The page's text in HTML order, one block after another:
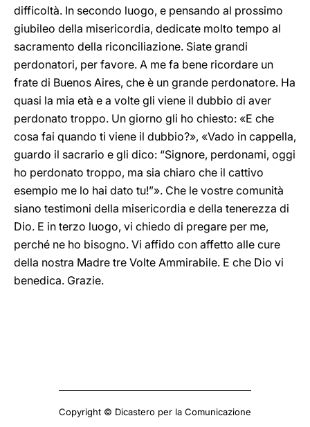
difficoltà. In secondo luogo, e pensando al prossimo
giubileo della misericordia, dedicate molto tempo al
sacramento della riconciliazione. Siate grandi
perdonatori, per favore. A me fa bene ricordare un
frate di Buenos Aires, che è un grande perdonatore. Ha
quasi la mia età e a volte gli viene il dubbio di aver
perdonato troppo. Un giorno gli ho chiesto: «E che
cosa fai quando ti viene il dubbio?», «Vado in cappella,
guardo il sacrario e gli dico: “Signore, perdonami, oggi
ho perdonato troppo, ma sia chiaro che il cattivo
esempio me lo hai dato tu!”». Che le vostre comunità
siano testimoni della misericordia e della tenerezza di
Dio. E in terzo luogo, vi chiedo di pregare per me,
perché ne ho bisogno. Vi affido con affetto alle cure
della nostra Madre tre Volte Ammirabile. E che Dio vi
benedica. Grazie.
Copyright © Dicastero per la Comunicazione